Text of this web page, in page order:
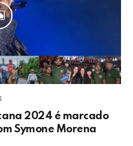
2024 é marcado
Symone Morena